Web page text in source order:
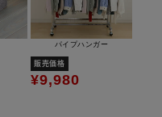
パイプハンガー
販売価格
¥9,980